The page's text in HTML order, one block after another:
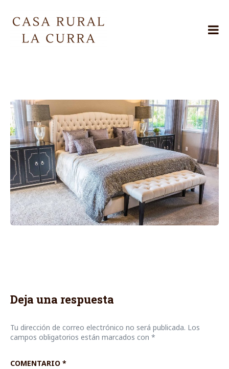
content
Casa
Rural
Deja una respuesta
Tu dirección de correo electrónico no será publicada. Los
campos obligatorios están marcados con *
COMENTARIO *